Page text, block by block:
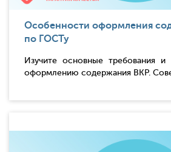
Особенности оформления
по ГОСТу
Изучите основные требования
оформлению содержания ВКР.